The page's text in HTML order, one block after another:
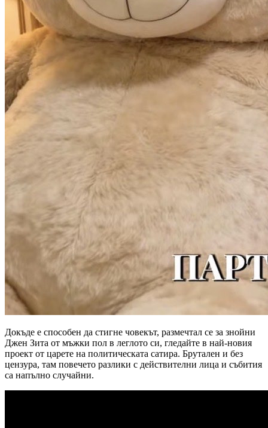
Докъде е способен да стигне човекът, размечтал се за знойни
Джен Зита от мъжки пол в леглото си, гледайте в най-новия
проект от царете на политическата сатира. Брутален и без
цензура, там повечето разлики с действителни лица и събития
са напълно случайни.